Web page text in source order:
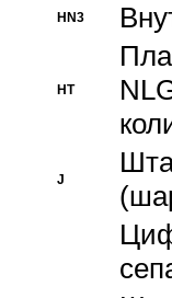
HN3
HT
J